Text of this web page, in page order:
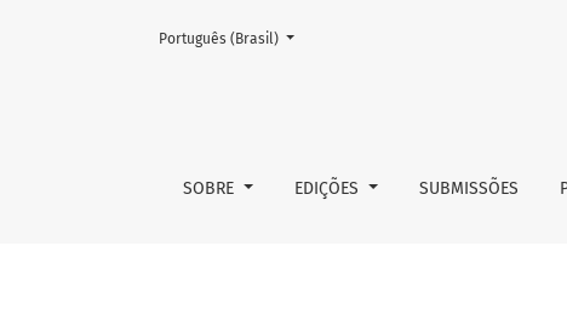
Análise enantiosseletiva de atenolol em fluidos
SOBRE EDIÇÕES SUBMISSÕES
Mudar o idioma. O atual é:
Português (Brasil)